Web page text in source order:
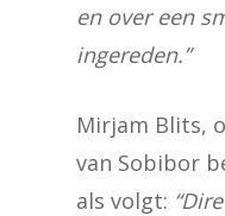
en over een
ingereden.”
Mirjam Blits,
van Sobibor
als volgt: